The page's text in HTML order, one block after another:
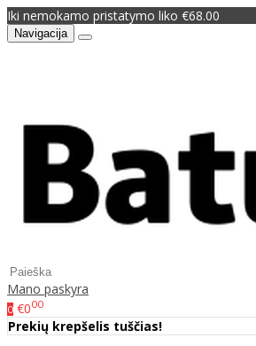
Iki nemokamo pristatymo liko €68.00
Navigacija
Mano paskyra
0 €000
Prekių krepšelis tuščias!